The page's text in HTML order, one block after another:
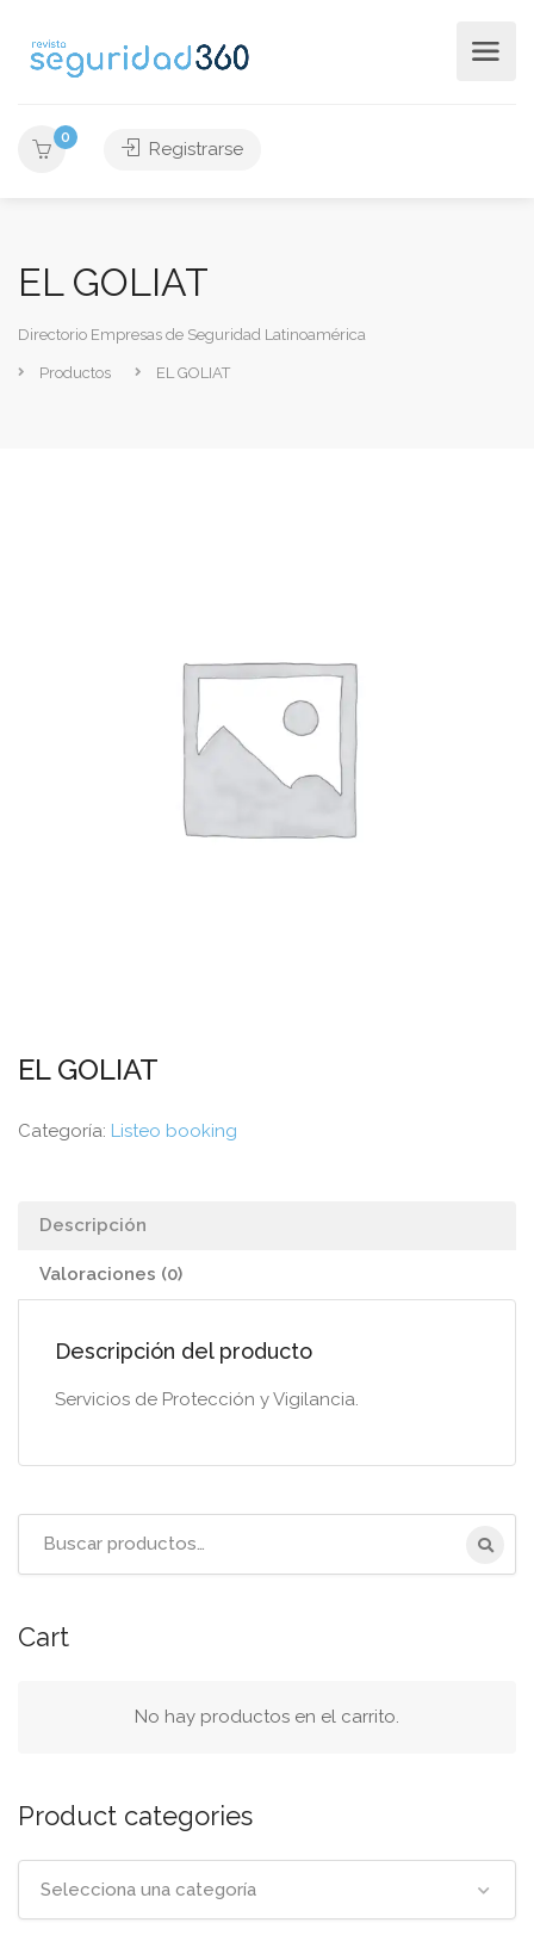
0
Registrarse
EL GOLIAT
Directorio Empresas de Seguridad Latinoamérica
Productos EL GOLIAT
EL GOLIAT
Categoría: Listeo booking
Descripción
Valoraciones (0)
Descripción del producto
Servicios de Protección y Vigilancia.
pancarta
Cart
No hay productos en el carrito.
Product categories
Selecciona una categoría